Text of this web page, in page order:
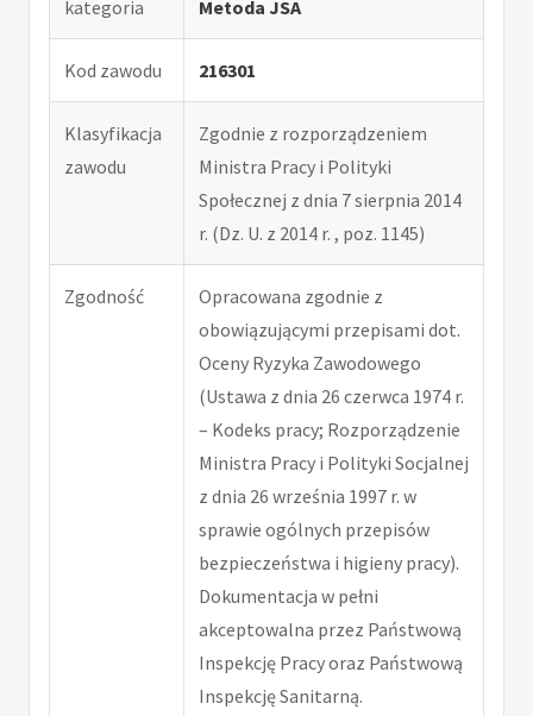
kategoria
Metoda JSA
Kod zawodu 216301
Klasyfikacja
zawodu
Zgodnie z rozporządzeniem
Ministra Pracy i Polityki
Społecznej z dnia 7 sierpnia 2014
r. (Dz. U. z 2014 r. , poz. 1145)
Zgodność
Opracowana zgodnie z
obowiązującymi przepisami dot.
Oceny Ryzyka Zawodowego
(Ustawa z dnia 26 czerwca 1974 r.
– Kodeks pracy; Rozporządzenie
Ministra Pracy i Polityki Socjalnej
z dnia 26 września 1997 r. w
sprawie ogólnych przepisów
bezpieczeństwa i higieny pracy).
Dokumentacja w pełni
akceptowalna przez Państwową
Inspekcję Pracy oraz Państwową
Inspekcję Sanitarną.